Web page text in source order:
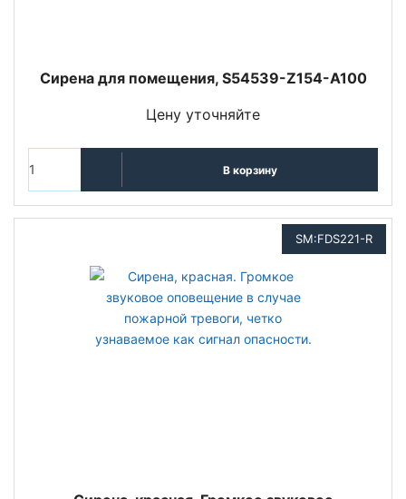
Сирена для помещения, S54539-Z154-A100
Цену уточняйте
В корзину
SM:FDS221-R